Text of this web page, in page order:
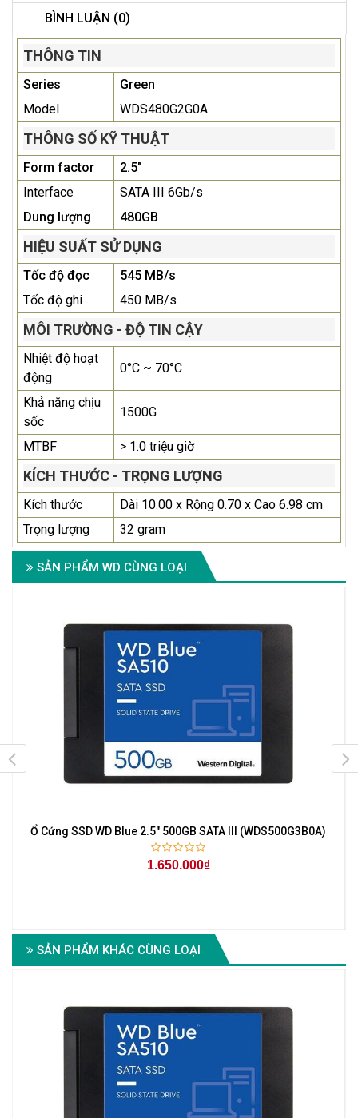
BÌNH LUẬN (0)
THÔNG TIN
Series
Green
Model
WDS480G2G0A
THÔNG SỐ KỸ THUẬT
Form factor
2.5"
Interface
SATA III 6Gb/s
Dung lượng
480GB
HIỆU SUẤT SỬ DỤNG
Tốc độ đọc
545 MB/s
Tốc độ ghi
450 MB/s
MÔI TRƯỜNG - ĐỘ TIN CẬY
Nhiệt độ hoạt
động
0°C ~ 70°C
Khả năng chịu
sốc
1500G
MTBF > 1.0 triệu giờ
KÍCH THƯỚC - TRỌNG LƯỢNG
Kích thước
Dài 10.00 x Rộng 0.70 x Cao 6.98 cm
Trọng lượng
32 gram
SẢN PHẨM WD CÙNG LOẠI
Ổ Cứng SSD WD Blue 2.5" 500GB SATA III (WDS500G3B0A)
1.650.000₫
SẢN PHẨM KHÁC CÙNG LOẠI